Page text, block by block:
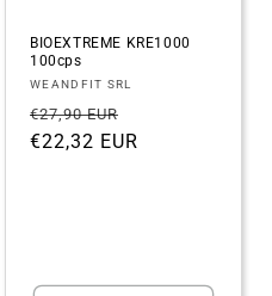
BIOEXTREME KRE1000
100cps
Fornitore:
WEANDFIT SRL
Prezzo
di
€27,90 EUR
scontato
€22,32 EUR